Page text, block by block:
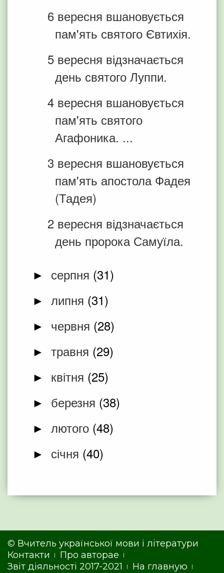
6 вересня вшановується
пам'ять святого Євтихія.
5 вересня відзначається
день святого Луппи.
4 вересня вшановується
пам'ять святого
Агафоника. ...
3 вересня вшановується
пам'ять апостола Фадея
(Тадея)
2 вересня відзначається
день пророка Самуїла.
► серпня (31)
► липня (31)
► червня (28)
► травня (29)
► квітня (25)
► березня (38)
► лютого (48)
► січня (40)
© Вчитель української мови і літератури
Контакти
Про авторае
Звіт діяльності 2017-2021
На главную